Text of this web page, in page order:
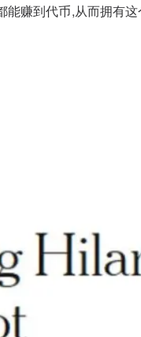
赚到代币,从而拥有